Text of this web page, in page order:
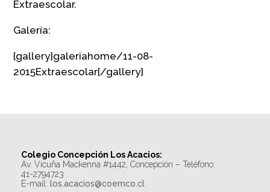
Extraescolar.
Galería:
{gallery}galeriahome/11-08-
2015Extraescolar{/gallery}
Colegio Concepción Los Acacios:
Av. Vicuña Mackenna #1442, Concepción – Teléfono:
41-2794723
E-mail: los.acacios@coemco.cl